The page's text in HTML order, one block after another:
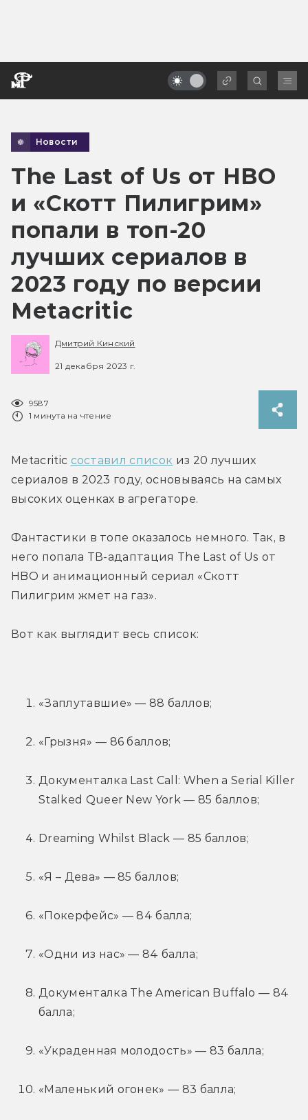
Новости
The Last of Us от HBO
и «Скотт Пилигрим»
попали в топ-20
лучших сериалов в
2023 году по версии
Metacritic
Дмитрий Кинский
21 декабря 2023 г.
9587
1 минута на чтение
Metacritic составил список из 20 лучших
сериалов в 2023 году, основываясь на самых
высоких оценках в агрегаторе.
Фантастики в топе оказалось немного. Так, в
него попала ТВ-адаптация The Last of Us от
HBO и анимационный сериал «Скотт
Пилигрим жмет на газ».
Вот как выглядит весь список:
«Заплутавшие» — 88 баллов;
«Грызня» — 86 баллов;
Документалка Last Call: When a Serial Killer
Stalked Queer New York — 85 баллов;
Dreaming Whilst Black — 85 баллов;
«Я – Дева» — 85 баллов;
«Покерфейс» — 84 балла;
«Одни из нас» — 84 балла;
Документалка The American Buffalo — 84
балла;
«Украденная молодость» — 83 балла;
«Маленький огонек» — 83 балла;